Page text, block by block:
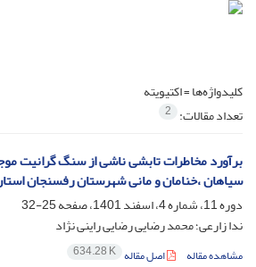
کلیدواژه‌ها =اکتیویته
تعداد مقالات: 2
برآورد مخاطرات تابشی ناشی از سنگ گرانیت
‌سیاهان ،خنامان و مانی شهرستان رفسنجان
دوره 11، شماره 4، اسفند 1401، صفحه
25-32
ندا زارعی؛ محمد رضایی رضایی راینی نژاد
مشاهده مقاله اصل مقاله 634.28 K